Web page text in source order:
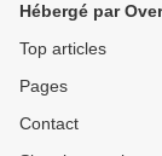
Hébergé par
Top articles
Pages
Contact